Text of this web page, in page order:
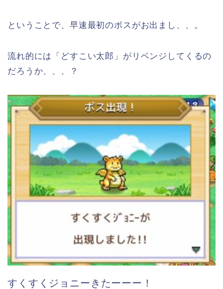
ということで、早速最初のボスがお出まし、、。
流れ的には「どすこい太郎」がリベンジしてくるの
だろうか、、、？
すくすくジョニーきたーーー！